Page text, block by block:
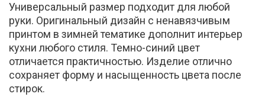
Универсальный размер подходит для любой
руки. Оригинальный дизайн с ненавязчивым
принтом в зимней тематике дополнит интерьер
кухни любого стиля. Темно-синий цвет
отличается практичностью. Изделие отлично
сохраняет форму и насыщенность цвета после
стирок.